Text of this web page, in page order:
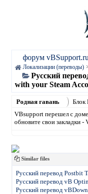
форум vBSupport.ru
Локализации (переводы)
Русский
with your Steam
Родная гавань Блок
VBsupport перешел с
обновите свои закладки -
Similar files
Русский перевод Postbit
Русский перевод vB
Русский перевод